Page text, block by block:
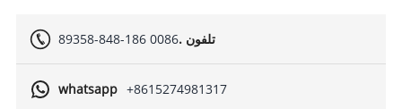
تلفون .0086 186-848-89358
whatsapp +8615274981317